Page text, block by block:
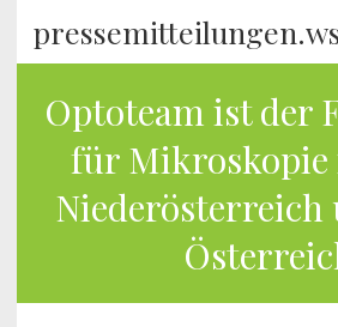
Optoteam ist der
für Mikroskopie
Niederösterreich